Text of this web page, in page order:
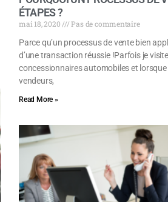
ÉTAPES ?
mai 18, 2020
Pas de commentaire
Parce qu’un processus de vente bien
d’une transaction réussie !Parfois je
concessionnaires automobiles et
vendeurs,
Read More »